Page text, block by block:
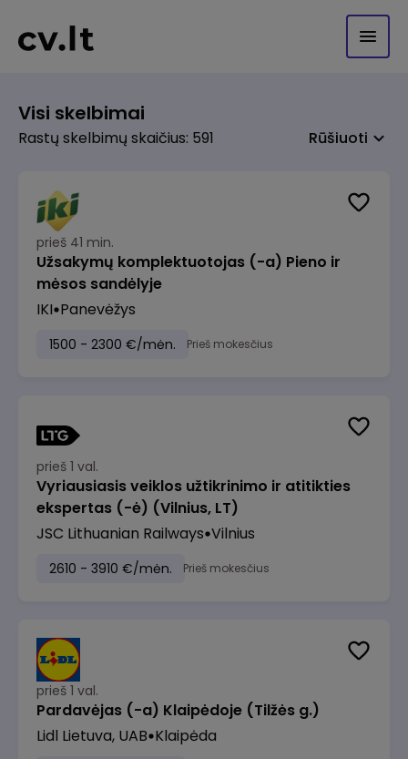
Visi skelbimai
Rastų skelbimų skaičius: 591 Rūšiuoti
prieš 41 min.
Užsakymų komplektuotojas (-a) Pieno ir
mėsos sandėlyje
IKI Panevėžys
1500 - 2300 €/mėn. Prieš mokesčius
prieš 1 val.
Vyriausiasis veiklos užtikrinimo ir atitikties
ekspertas (-ė) (Vilnius, LT)
JSC Lithuanian Railways Vilnius
2610 - 3910 €/mėn. Prieš mokesčius
prieš 1 val.
Pardavėjas (-a) Klaipėdoje (Tilžės g.)
Lidl Lietuva, UAB Klaipėda